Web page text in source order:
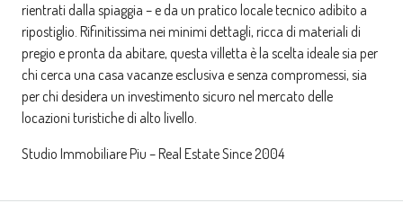
rientrati dalla spiaggia – e da un pratico locale tecnico adibito a
ripostiglio. Rifinitissima nei minimi dettagli, ricca di materiali di
pregio e pronta da abitare, questa villetta è la scelta ideale sia per
chi cerca una casa vacanze esclusiva e senza compromessi, sia
per chi desidera un investimento sicuro nel mercato delle
locazioni turistiche di alto livello.
Studio Immobiliare Piu – Real Estate Since 2004